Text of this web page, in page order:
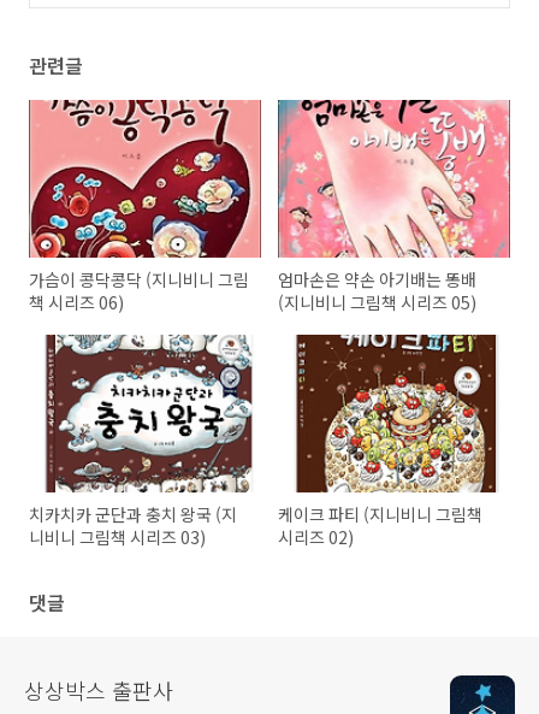
관련글
가슴이 콩닥콩닥 (지니비니 그림
책 시리즈 06)
엄마손은 약손 아기배는 똥배
(지니비니 그림책 시리즈 05)
치카치카 군단과 충치 왕국 (지
니비니 그림책 시리즈 03)
케이크 파티 (지니비니 그림책
시리즈 02)
댓글
상상박스 출판사